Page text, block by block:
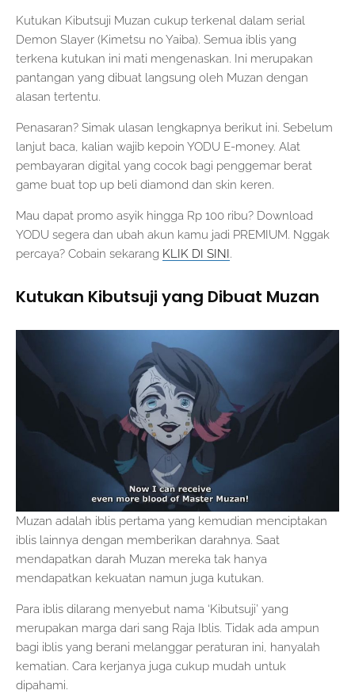
Kutukan Kibutsuji Muzan cukup terkenal dalam serial
Demon Slayer (Kimetsu no Yaiba). Semua iblis yang
terkena kutukan ini mati mengenaskan. Ini merupakan
pantangan yang dibuat langsung oleh Muzan dengan
alasan tertentu.
Penasaran? Simak ulasan lengkapnya berikut ini. Sebelum
lanjut baca, kalian wajib kepoin YODU E-money. Alat
pembayaran digital yang cocok bagi penggemar berat
game buat top up beli diamond dan skin keren.
Mau dapat promo asyik hingga Rp 100 ribu? Download
YODU segera dan ubah akun kamu jadi PREMIUM. Nggak
percaya? Cobain sekarang KLIK DI SINI.
Kutukan Kibutsuji yang Dibuat Muzan
Muzan adalah iblis pertama yang kemudian menciptakan
iblis lainnya dengan memberikan darahnya. Saat
mendapatkan darah Muzan mereka tak hanya
mendapatkan kekuatan namun juga kutukan.
Para iblis dilarang menyebut nama ‘Kibutsuji’ yang
merupakan marga dari sang Raja Iblis. Tidak ada ampun
bagi iblis yang berani melanggar peraturan ini, hanyalah
kematian. Cara kerjanya juga cukup mudah untuk
dipahami.